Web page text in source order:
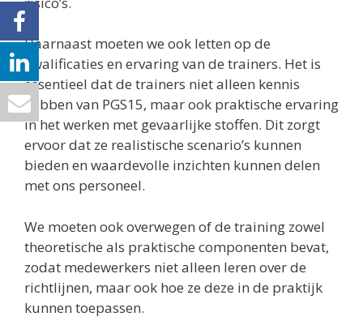
Daarnaast moeten we ook letten op de
kwalificaties en ervaring van de trainers. Het is
essentieel dat de trainers niet alleen kennis
hebben van PGS15, maar ook praktische ervaring
in het werken met gevaarlijke stoffen. Dit zorgt
ervoor dat ze realistische scenario’s kunnen
bieden en waardevolle inzichten kunnen delen
met ons personeel.
We moeten ook overwegen of de training zowel
theoretische als praktische componenten bevat,
zodat medewerkers niet alleen leren over de
richtlijnen, maar ook hoe ze deze in de praktijk
kunnen toepassen.